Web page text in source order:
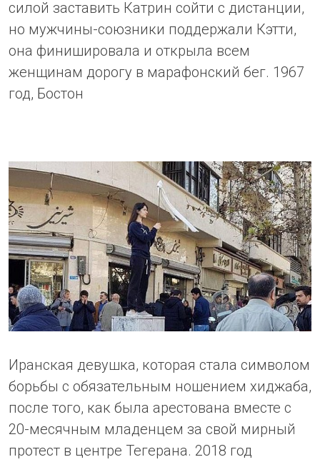
силой заставить Катрин сойти с дистанции,
но мужчины-союзники поддержали Кэтти,
она финишировала и открыла всем
женщинам дорогу в марафонский бег. 1967
год, Бостон
Иранская девушка, которая стала символом
борьбы с обязательным ношением хиджаба,
после того, как была арестована вместе с
20-месячным младенцем за свой мирный
протест в центре Тегерана. 2018 год